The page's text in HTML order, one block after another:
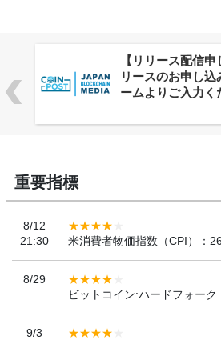
株式会社PlnX、
ーバルWeb3カン
「WebX2026」と
重要指標
8/12
21:30
米消費者物価指数（CPI）：
8/29
ビットコイン:ハードフォーク
9/3